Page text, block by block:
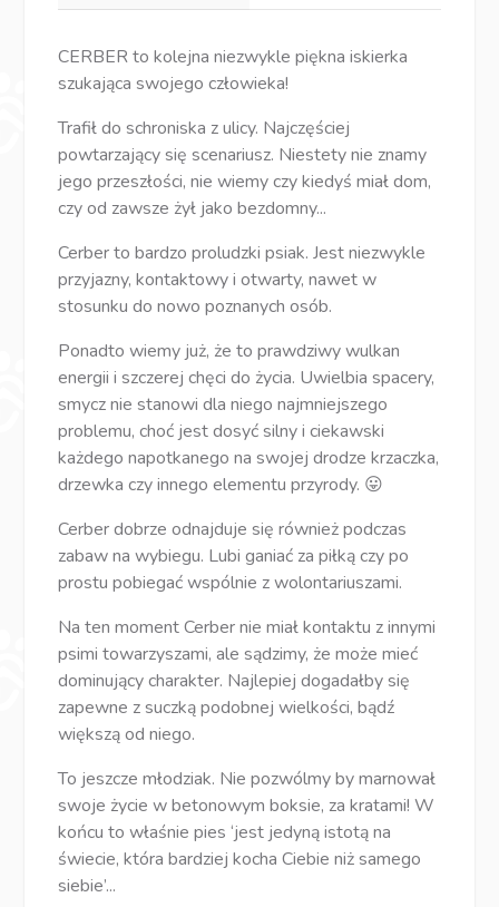
CERBER to kolejna niezwykle piękna iskierka
szukająca swojego człowieka!
Trafił do schroniska z ulicy. Najczęściej
powtarzający się scenariusz. Niestety nie znamy
jego przeszłości, nie wiemy czy kiedyś miał dom,
czy od zawsze żył jako bezdomny...
Cerber to bardzo proludzki psiak. Jest niezwykle
przyjazny, kontaktowy i otwarty, nawet w
stosunku do nowo poznanych osób.
Ponadto wiemy już, że to prawdziwy wulkan
energii i szczerej chęci do życia. Uwielbia spacery,
smycz nie stanowi dla niego najmniejszego
problemu, choć jest dosyć silny i ciekawski
każdego napotkanego na swojej drodze krzaczka,
drzewka czy innego elementu przyrody. 😛
Cerber dobrze odnajduje się również podczas
zabaw na wybiegu. Lubi ganiać za piłką czy po
prostu pobiegać wspólnie z wolontariuszami.
Na ten moment Cerber nie miał kontaktu z innymi
psimi towarzyszami, ale sądzimy, że może mieć
dominujący charakter. Najlepiej dogadałby się
zapewne z suczką podobnej wielkości, bądź
większą od niego.
To jeszcze młodziak. Nie pozwólmy by marnował
swoje życie w betonowym boksie, za kratami! W
końcu to właśnie pies ‘jest jedyną istotą na
świecie, która bardziej kocha Ciebie niż samego
siebie’...